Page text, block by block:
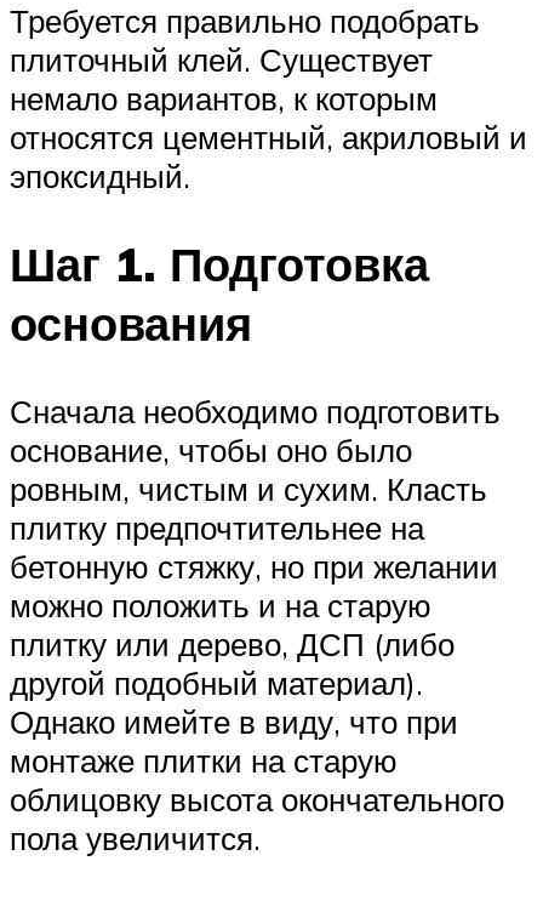
Требуется правильно подобрать
плиточный клей. Существует
немало вариантов, к которым
относятся цементный, акриловый и
эпоксидный.
Шаг 1. Подготовка
основания
Сначала необходимо подготовить
основание, чтобы оно было
ровным, чистым и сухим. Класть
плитку предпочтительнее на
бетонную стяжку, но при желании
можно положить и на старую
плитку или дерево, ДСП (либо
другой подобный материал).
Однако имейте в виду, что при
монтаже плитки на старую
облицовку высота окончательного
пола увеличится.